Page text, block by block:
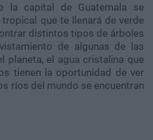
la capital de Guatemala se
que te llenará de verde
distintos tipos de árboles
de algunas de las
planeta, el agua cristalina que
tienen la oportunidad de ver
ríos del mundo se encuentran